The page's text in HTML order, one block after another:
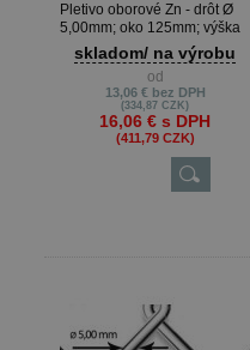
Pletivo oborové Zn - drôt Ø
5,00mm; oko 125mm; výška
200cm
skladom/ na výrobu
od
13,06 € bez DPH
(334,87 CZK)
16,06 € s DPH
(411,79 CZK)